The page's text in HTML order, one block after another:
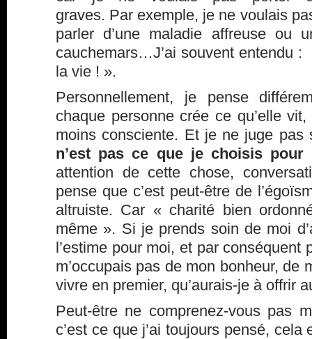
graves. Par exemple, je ne voulais
parler d’une maladie affreuse ou
cauchemars…J’ai souvent entendu
la vie ! ».
Personnellement, je pense
chaque personne crée ce qu’elle
moins consciente. Et je ne juge
n’est pas ce que je choisis pour
attention de cette chose,
pense que c’est peut-être de
altruiste. Car « charité bien
même ». Si je prends soin de moi
l’estime pour moi, et par conséquent
m’occupais pas de mon bonheur, de
vivre en premier, qu’aurais-je à offrir
Peut-être ne comprenez-vous pas
c’est ce que j’ai toujours pensé,